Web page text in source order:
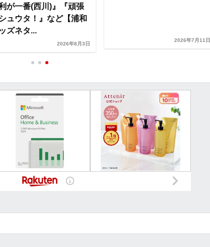
が一番(西川)』『頑張
ュウタ！』など【浦和
ズネタ...
2026年8月3日
2026年7月11日